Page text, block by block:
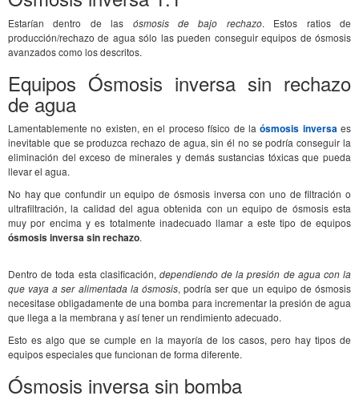
Estarían dentro de las ósmosis de bajo rechazo. Estos ratios de
producción/rechazo de agua sólo las pueden conseguir equipos de ósmosis
avanzados como los descritos.
Equipos Ósmosis inversa sin rechazo
de agua
Lamentablemente no existen, en el proceso físico de laósmosis inversa es
inevitable que se produzca rechazo de agua, sin él no se podría conseguir la
eliminación del exceso de minerales y demás sustancias tóxicas que pueda
llevar el agua.
No hay que confundir un equipo de ósmosis inversa con uno de filtración o
ultrafiltración, la calidad del agua obtenida con un equipo de ósmosis esta
muy por encima y es totalmente inadecuado llamar a este tipo de equipos
ósmosis inversa sin rechazo.
Dentro de toda esta clasificación, dependiendo de la presión de agua con la
que vaya a ser alimentada la ósmosis, podría ser que un equipo de ósmosis
necesitase obligadamente de una bomba para incrementar la presión de agua
que llega a la membrana y así tener un rendimiento adecuado.
Esto es algo que se cumple en la mayoría de los casos, pero hay tipos de
equipos especiales que funcionan de forma diferente.
Ósmosis inversa sin bomba